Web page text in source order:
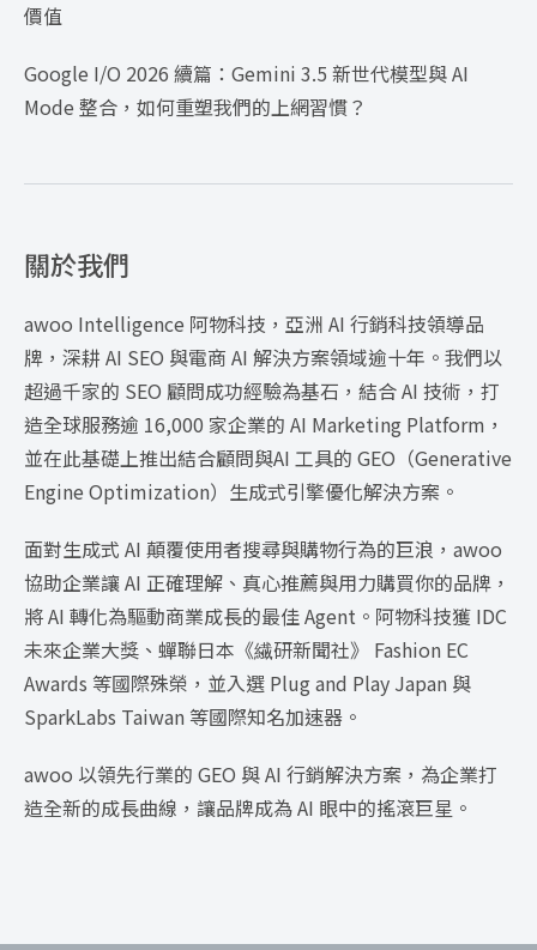
價值
Google I/O 2026 續篇：Gemini 3.5 新世代模型與 AI
Mode 整合，如何重塑我們的上網習慣？
關於我們
awoo Intelligence 阿物科技，亞洲 AI 行銷科技領導品
牌，深耕 AI SEO 與電商 AI 解決方案領域逾十年。我們以
超過千家的 SEO 顧問成功經驗為基石，結合 AI 技術，打
造全球服務逾 16,000 家企業的 AI Marketing Platform，
並在此基礎上推出結合顧問與AI 工具的 GEO（Generative
Engine Optimization）生成式引擎優化解決方案。
面對生成式 AI 顛覆使用者搜尋與購物行為的巨浪，awoo
協助企業讓 AI 正確理解、真心推薦與用力購買你的品牌，
將 AI 轉化為驅動商業成長的最佳 Agent。阿物科技獲 IDC
未來企業大獎、蟬聯日本《繊研新聞社》 Fashion EC
Awards 等國際殊榮，並入選 Plug and Play Japan 與
SparkLabs Taiwan 等國際知名加速器。
awoo 以領先行業的 GEO 與 AI 行銷解決方案，為企業打
造全新的成長曲線，讓品牌成為 AI 眼中的搖滾巨星。